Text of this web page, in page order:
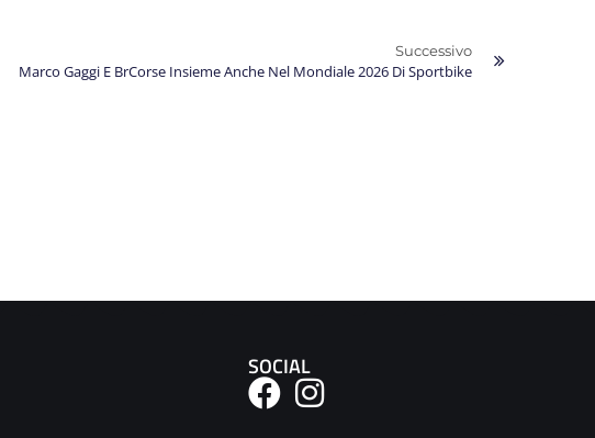
Successivo
Marco Gaggi E BrCorse Insieme Anche Nel Mondiale 2026 Di Sportbike
SOCIAL